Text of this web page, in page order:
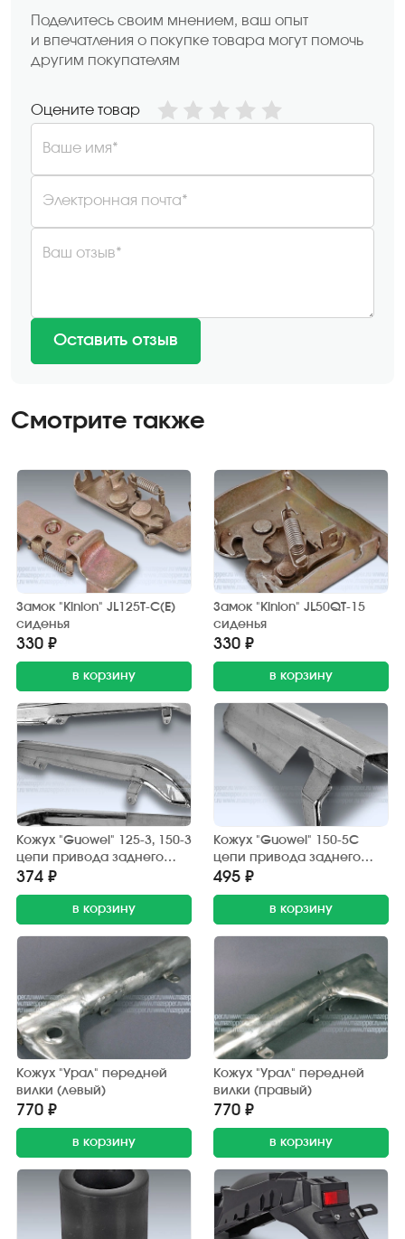
Поделитесь своим мнением, ваш опыт
и впечатления о покупке товара могут помочь
другим покупателям
Оцените товар
Ваше имя*
Электронная почта*
Ваш отзыв*
Оставить отзыв
Смотрите также
Замок "Kinlon" JL125T-C(E)
сиденья
330 ₽
в корзину
Замок "Kinlon" JL50QT-15
сиденья
330 ₽
в корзину
Кожух "Guowei" 125-3, 150-3
цепи привода заднего
колеса (защитный) хром.
374 ₽
в корзину
Кожух "Guowei" 150-5С
цепи привода заднего
колеса (защитный) хром.
495 ₽
в корзину
Кожух "Урал" передней
вилки (левый)
770 ₽
в корзину
Кожух "Урал" передней
вилки (правый)
770 ₽
в корзину